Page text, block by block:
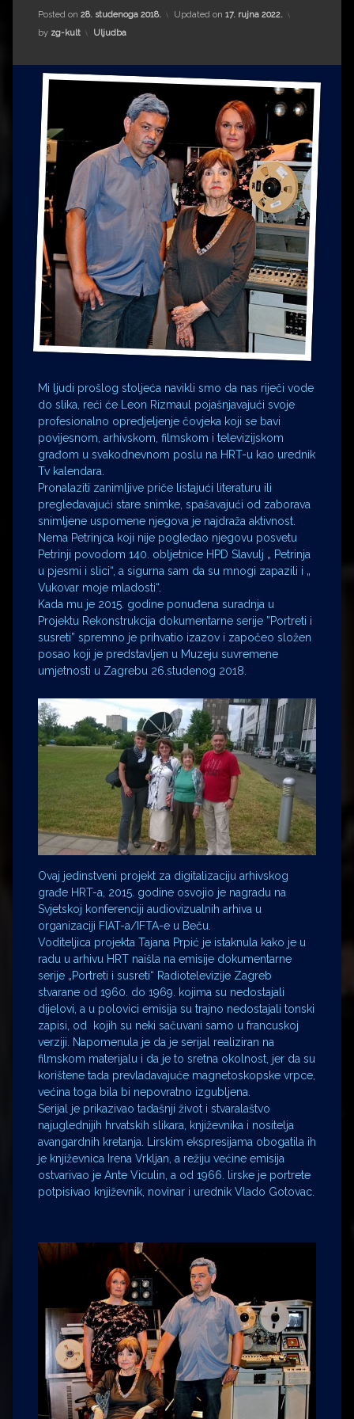
Drugi autori
Drugi autori
Matea Andrić
Ljiljana Lekanić-Kljaić
Željko Krznarić
Mario Lovreković
Miroslav Šantek
Posted on 28. studenoga 2018. Updated on 17. rujna 2022.
by zg-kult Kategorije:
Uljudba
Mi ljudi prošlog stoljeća navikli smo da nas riječi vode
do slika, reći će Leon Rizmaul pojašnjavajući svoje
profesionalno opredjeljenje čovjeka koji se bavi
povijesnom, arhivskom, filmskom i televizijskom
građom u svakodnevnom poslu na HRT-u kao urednik
Tv kalendara.
Pronalaziti zanimljive priče listajući literaturu ili
pregledavajući stare snimke, spašavajući od zaborava
snimljene uspomene njegova je najdraža aktivnost.
Nema Petrinjca koji nije pogledao njegovu posvetu
Petrinji povodom 140. obljetnice HPD Slavulj „ Petrinja
u pjesmi i slici“, a sigurna sam da su mnogi zapazili i „
Vukovar moje mladosti“.
Kada mu je 2015. godine ponuđena suradnja u
Projektu Rekonstrukcija dokumentarne serije ”Portreti i
susreti” spremno je prihvatio izazov i započeo složen
posao koji je predstavljen u Muzeju suvremene
umjetnosti u Zagrebu 26.studenog 2018.
Ovaj jedinstveni projekt za digitalizaciju arhivskog
građe HRT-a, 2015. godine osvojio je nagradu na
Svjetskoj konferenciji audiovizualnih arhiva u
organizaciji FIAT-a/IFTA-e u Beču.
Voditeljica projekta Tajana Prpić je istaknula kako je u
radu u arhivu HRT naišla na emisije dokumentarne
serije „Portreti i susreti“ Radiotelevizije Zagreb
stvarane od 1960. do 1969. kojima su nedostajali
dijelovi, a u polovici emisija su trajno nedostajali tonski
zapisi, od kojih su neki sačuvani samo u francuskoj
verziji. Napomenula je da je serijal realiziran na
filmskom materijalu i da je to sretna okolnost, jer da su
korištene tada prevladavajuće magnetoskopske vrpce,
većina toga bila bi nepovratno izgubljena.
Serijal je prikazivao tadašnji život i stvaralaštvo
najuglednijih hrvatskih slikara, književnika i nositelja
avangardnih kretanja. Lirskim ekspresijama obogatila ih
je književnica Irena Vrkljan, a režiju većine emisija
ostvarivao je Ante Viculin, a od 1966. lirske je portrete
potpisivao književnik, novinar i urednik Vlado Gotovac.